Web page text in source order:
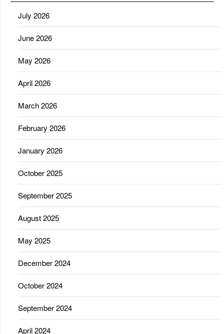
July 2026
June 2026
May 2026
April 2026
March 2026
February 2026
January 2026
October 2025
September 2025
August 2025
May 2025
December 2024
October 2024
September 2024
April 2024